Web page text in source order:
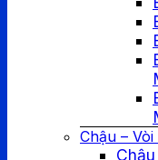
Chậu –